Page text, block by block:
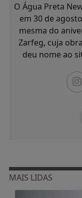
O Água Preta
em 30 de
mesma do
Zarfeg, cuja
deu nome ao
MAIS LIDAS